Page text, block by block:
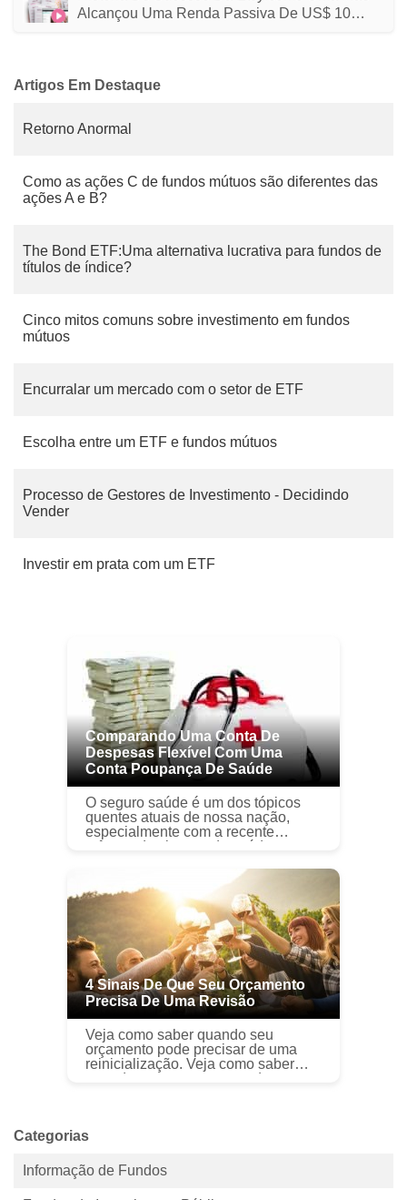
Alcançou Uma Renda Passiva De US$ 10
Artigos Em Destaque
Retorno Anormal
Como as ações C de fundos mútuos são diferentes das
ações A e B?
The Bond ETF:Uma alternativa lucrativa para fundos de
títulos de índice?
Cinco mitos comuns sobre investimento em fundos
mútuos
Encurralar um mercado com o setor de ETF
Escolha entre um ETF e fundos mútuos
Processo de Gestores de Investimento - Decidindo
Vender
Investir em prata com um ETF
Comparando Uma Conta De
Despesas Flexível Com Uma
Conta Poupança De Saúde
O seguro saúde é um dos tópicos
quentes atuais de nossa nação,
especialmente com a recente
reforma do sistema de saúde
tenha seguro saúde individual ou
em grupo, há bo...
4 Sinais De Que Seu Orçamento
Precisa De Uma Revisão
Veja como saber quando seu
orçamento pode precisar de uma
reinicialização. Veja como saber
quando seu orçamento pode
Categorias
Informação de Fundos